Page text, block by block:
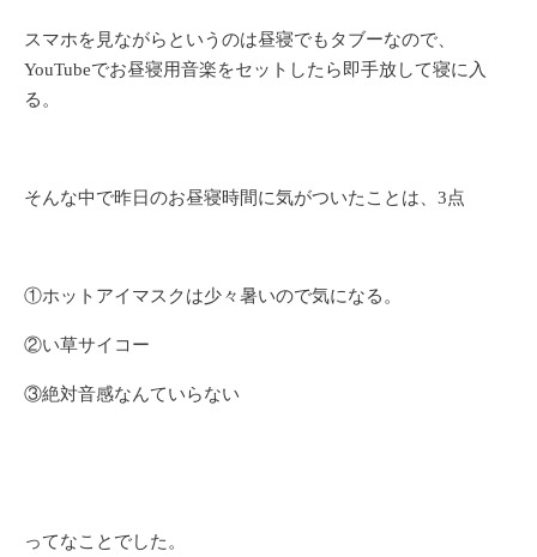
スマホを見ながらというのは昼寝でもタブーなので、
YouTubeでお昼寝用音楽をセットしたら即手放して寝に入
る。
そんな中で昨日のお昼寝時間に気がついたことは、3点
①ホットアイマスクは少々暑いので気になる。
②い草サイコー
③絶対音感なんていらない
ってなことでした。